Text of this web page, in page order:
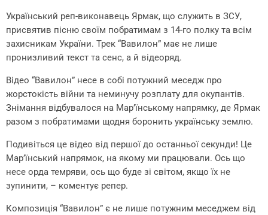
Український реп-виконавець Ярмак, що служить в ЗСУ,
присвятив пісню своїм побратимам з 14-го полку та всім
захисникам України. Трек “Вавилон” має не лише
пронизливий текст та сенс, а й відеоряд.
Відео “Вавилон” несе в собі потужний меседж про
жорстокість війни та неминучу розплату для окупантів.
Знімання відбувалося на Мар’їнському напрямку, де Ярмак
разом з побратимами щодня боронить українську землю.
Подивіться це відео від першої до останньої секунди! Це
Марʼїнський напрямок, на якому ми працювали. Ось що
несе орда темряви, ось що буде зі світом, якщо їх не
зупинити, – коментує репер.
Композиція “Вавилон” є не лише потужним меседжем від